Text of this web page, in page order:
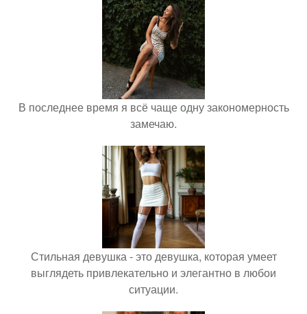
В последнее время я всё чаще одну закономерность
замечаю.
Стильная девушка - это девушка, которая умеет
выглядеть привлекательно и элегантно в любои
ситуации.